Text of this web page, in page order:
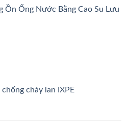
Ồn Ống Nước Bằng Cao Su Lưu
cháy lan IXPE